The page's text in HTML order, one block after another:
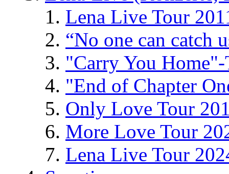
Lena Live Tour
“No one can catch
"Carry You
"End of Chapter
Only Love Tour
More Love Tour
Lena Live Tour